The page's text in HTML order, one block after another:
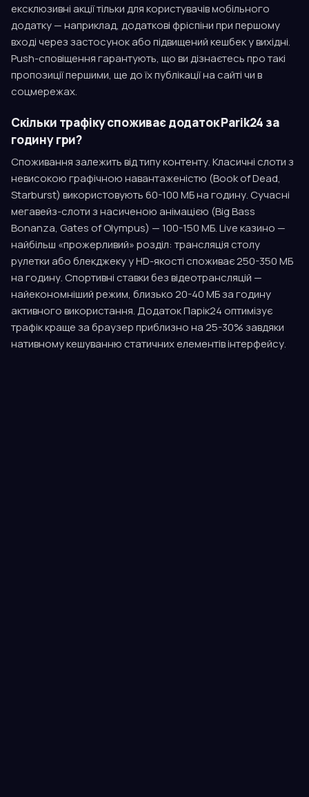
ексклюзивні акції тільки для користувачів мобільного
додатку — наприклад, додаткові фріспіни при першому
вході через застосунок або підвищений кешбек у вихідні.
Push-сповіщення гарантують, що ви дізнаєтесь про такі
пропозиції першими, ще до їх публікації на сайті чи в
соцмережах.
Скільки трафіку споживає додаток Parik24 за
годину гри?
Споживання залежить від типу контенту. Класичні слоти з
невисокою графічною навантаженістю (Book of Dead,
Starburst) використовують 60-100 МБ на годину. Сучасні
мегавейз-слоти з насиченою анімацією (Big Bass
Bonanza, Gates of Olympus) — 100-150 МБ. Live казино —
найбільш «прожерливий» розділ: трансляція столу
рулетки або блекджеку у HD-якості споживає 250-350 МБ
на годину. Спортивні ставки без відеотрансляцій —
найекономніший режим, близько 20-40 МБ за годину
активного використання. Додаток Парік24 оптимізує
трафік краще за браузер приблизно на 25-30% завдяки
нативному кешуванню статичних елементів інтерфейсу.